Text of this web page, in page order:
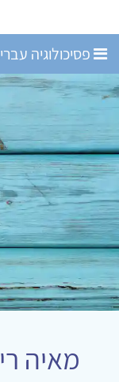
פסיכולוגיה
מאיה